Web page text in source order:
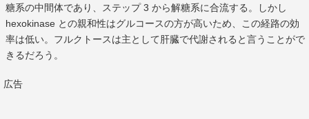
糖系の中間体であり、ステップ 3 から解糖系に合流する。しかし
hexokinase との親和性はグルコースの方が高いため、この経路の効
率は低い。フルクトースは主として肝臓で代謝されると言うことがで
きるだろう。
広告